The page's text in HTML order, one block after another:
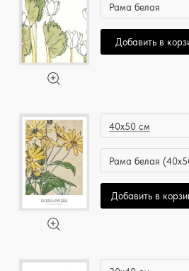
Рама белая
Добавить в
40x50 см
Рама белая
Добавить в